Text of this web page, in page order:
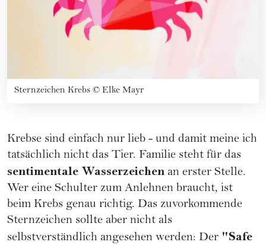
Sternzeichen Krebs © Elke Mayr
Krebse sind einfach nur lieb - und damit meine ich
tatsächlich nicht das Tier. Familie steht für das
sentimentale Wasserzeichen an erster Stelle.
Wer eine Schulter zum Anlehnen braucht, ist
beim Krebs genau richtig. Das zuvorkommende
Sternzeichen sollte aber nicht als
selbstverständlich angesehen werden: Der "Safe